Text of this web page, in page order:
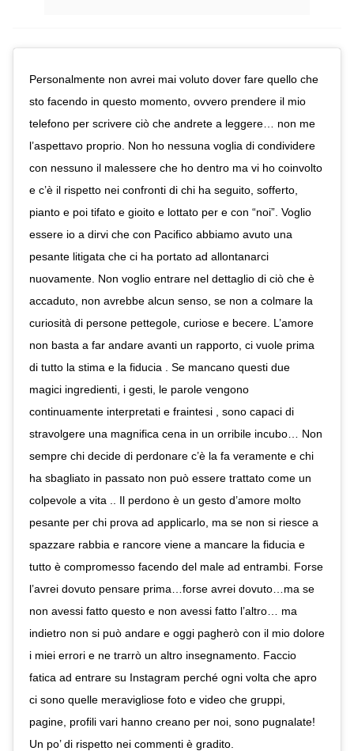
Personalmente non avrei mai voluto dover fare quello che
sto facendo in questo momento, ovvero prendere il mio
telefono per scrivere ciò che andrete a leggere… non me
l’aspettavo proprio. Non ho nessuna voglia di condividere
con nessuno il malessere che ho dentro ma vi ho coinvolto
e c’è il rispetto nei confronti di chi ha seguito, sofferto,
pianto e poi tifato e gioito e lottato per e con “noi”. Voglio
essere io a dirvi che con Pacifico abbiamo avuto una
pesante litigata che ci ha portato ad allontanarci
nuovamente. Non voglio entrare nel dettaglio di ciò che è
accaduto, non avrebbe alcun senso, se non a colmare la
curiosità di persone pettegole, curiose e becere. L’amore
non basta a far andare avanti un rapporto, ci vuole prima
di tutto la stima e la fiducia . Se mancano questi due
magici ingredienti, i gesti, le parole vengono
continuamente interpretati e fraintesi , sono capaci di
stravolgere una magnifica cena in un orribile incubo… Non
sempre chi decide di perdonare c’è la fa veramente e chi
ha sbagliato in passato non può essere trattato come un
colpevole a vita .. Il perdono è un gesto d’amore molto
pesante per chi prova ad applicarlo, ma se non si riesce a
spazzare rabbia e rancore viene a mancare la fiducia e
tutto è compromesso facendo del male ad entrambi. Forse
l’avrei dovuto pensare prima…forse avrei dovuto…ma se
non avessi fatto questo e non avessi fatto l’altro… ma
indietro non si può andare e oggi pagherò con il mio dolore
i miei errori e ne trarrò un altro insegnamento. Faccio
fatica ad entrare su Instagram perché ogni volta che apro
ci sono quelle meravigliose foto e video che gruppi,
pagine, profili vari hanno creano per noi, sono pugnalate!
Un po’ di rispetto nei commenti è gradito.